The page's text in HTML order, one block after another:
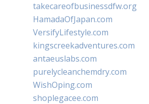
takecareofbusinessdfw.org
HamadaOfJapan.com
VersifyLifestyle.com
kingscreekadventures.com
antaeuslabs.com
purelycleanchemdry.com
WishOping.com
shoplegacee.com